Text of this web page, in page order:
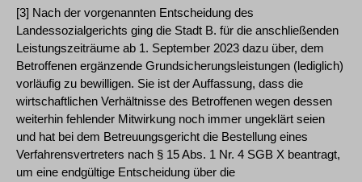
[3] Nach der vorgenannten Entscheidung des
Landessozialgerichts ging die Stadt B. für die anschließenden
Leistungszeiträume ab 1. September 2023 dazu über, dem
Betroffenen ergänzende Grundsicherungsleistungen (lediglich)
vorläufig zu bewilligen. Sie ist der Auffassung, dass die
wirtschaftlichen Verhältnisse des Betroffenen wegen dessen
weiterhin fehlender Mitwirkung noch immer ungeklärt seien
und hat bei dem Betreuungsgericht die Bestellung eines
Verfahrensvertreters nach § 15 Abs. 1 Nr. 4 SGB X beantragt,
um eine endgültige Entscheidung über die